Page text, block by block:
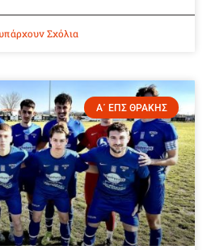
Σχόλια
Α΄ ΕΠΣ ΘΡΑΚΗΣ